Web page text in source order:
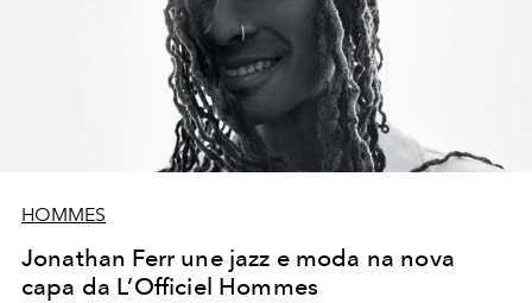
HOMMES
Jonathan Ferr une jazz e moda na nova
capa da L’Officiel Hommes